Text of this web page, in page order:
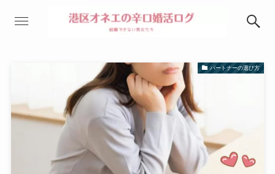
パートナーの選び方